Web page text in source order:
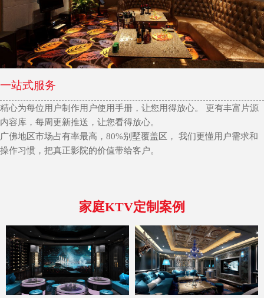
一站式服务
精心为每位用户制作用户使用手册，让您用得放心。 更有丰富片源
内容库，每周更新推送，让您看得放心。
广佛地区市场占有率最高，80%别墅覆盖区， 我们更懂用户需求和
操作习惯，把真正影院的价值带给客户。
家庭KTV定制案例